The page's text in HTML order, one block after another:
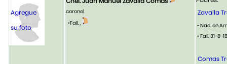
Agregue
su foto
coronel
•Fall. ,
Zavalla
• Nac. en
• Fall. 31-8-
Comas